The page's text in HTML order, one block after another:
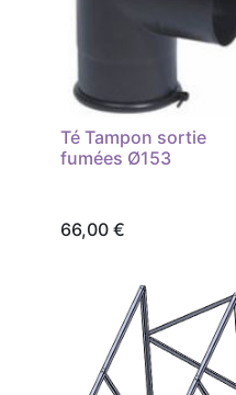
Té Tampon sortie
fumées Ø153
66,00 €